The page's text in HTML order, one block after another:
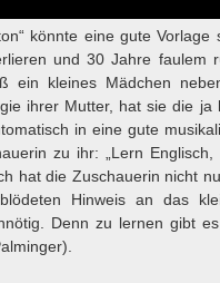
könnte eine gute
und 30 Jahre faulem
ein kleines Mädchen
ihrer Mutter, hat sie die ja
in eine gute
zu ihr: „Lern
hat die Zuschauerin nicht
Hinweis an das
Denn zu lernen gibt